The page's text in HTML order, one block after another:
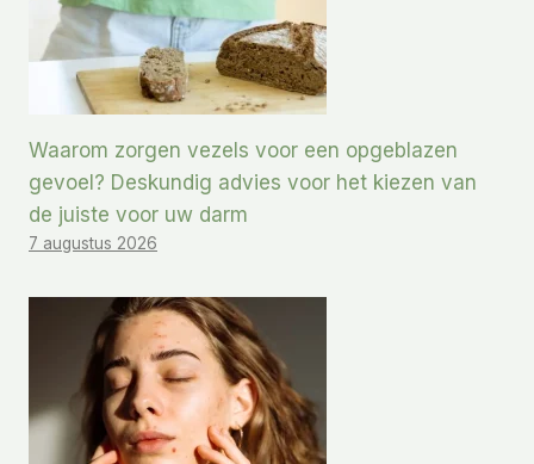
Waarom zorgen vezels voor een opgeblazen
gevoel? Deskundig advies voor het kiezen van
de juiste voor uw darm
7 augustus 2026